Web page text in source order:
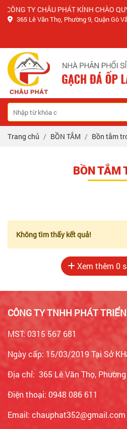
TY CHÂU PHÁT KÍNH CHÀO QUÝ
365 Lê Văn Thọ, Phường 9, Quận Gò
Trang chủ BỒN TẮM Bồn tắm
BỒN TẮM
Không tìm thấy kết quả!
Xem thêm 0
CÔNG TY TNHH PHÁT
MST: 0315 567 681
Ngày cấp: 15/03/2019 Tại Sở
Địa chỉ: 365 Lê Văn Thọ, Phường
Điện thoại: 0948 086 611
Email: chauphat352@gmail.com